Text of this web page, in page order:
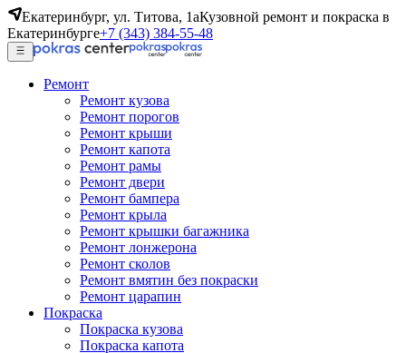
Екатеринбург, ул. Титова, 1аКузовной ремонт и покраска в
Екатеринбурге+7 (343) 384-55-48
Ремонт
Ремонт кузова
Ремонт порогов
Ремонт крыши
Ремонт капота
Ремонт рамы
Ремонт двери
Ремонт бампера
Ремонт крыла
Ремонт крышки багажника
Ремонт лонжерона
Ремонт сколов
Ремонт вмятин без покраски
Ремонт царапин
Покраска
Покраска кузова
Покраска капота